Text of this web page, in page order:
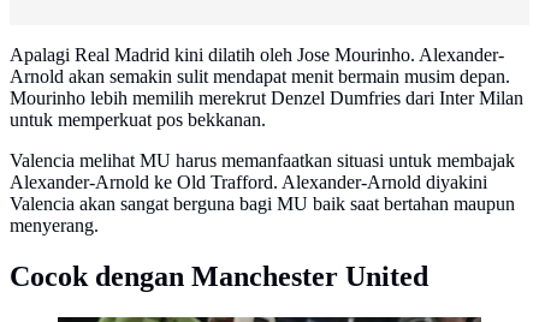
Apalagi Real Madrid kini dilatih oleh Jose Mourinho. Alexander-
Arnold akan semakin sulit mendapat menit bermain musim depan.
Mourinho lebih memilih merekrut Denzel Dumfries dari Inter Milan
untuk memperkuat pos bekkanan.
Valencia melihat MU harus memanfaatkan situasi untuk membajak
Alexander-Arnold ke Old Trafford. Alexander-Arnold diyakini
Valencia akan sangat berguna bagi MU baik saat bertahan maupun
menyerang.
Cocok dengan Manchester United